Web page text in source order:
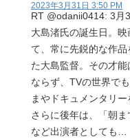
2023年3月31日 3:50 PM
RT @odanii0414: 3月
大島渚氏の誕生日。映
て、常に先鋭的な作品
た大島監督。その才能
ならず、TVの世界で
まやドキュメンタリー
さらに後年は、「朝ま
など出演者としても…